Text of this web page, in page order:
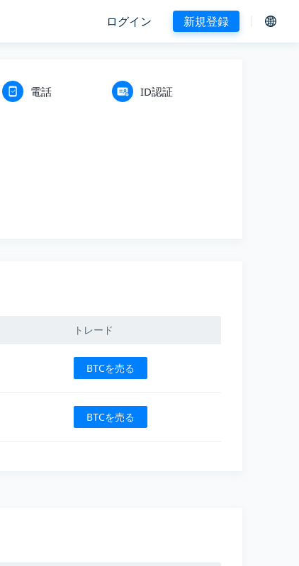
ログイン 新規登録
電話 ID認証
トレード
BTCを売る
BTCを売る